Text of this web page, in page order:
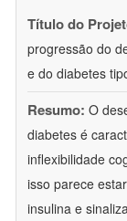
Título do
progressão do
e do diabetes
Resumo: O
diabetes é
inflexibilidade
isso parece
insulina e